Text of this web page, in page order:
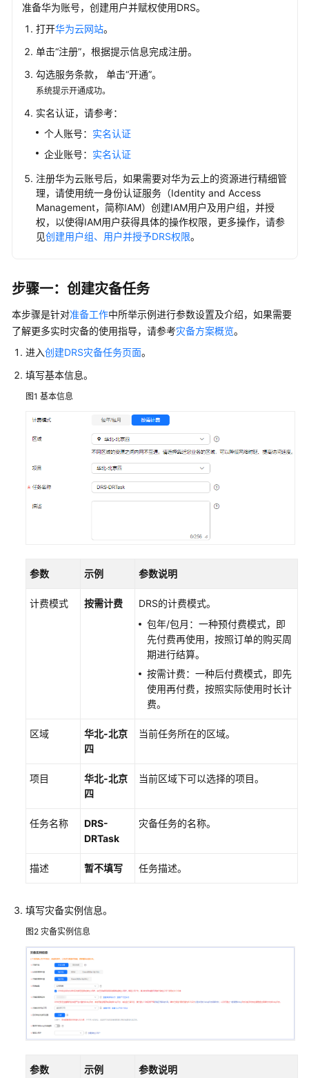
步
任
创
建
时
灾
务
创
建
录
放
务
入
实
践
用
户
南
最
安
白
SDK
代
例
常
见
问
题
故
障
排
除
频
准备华为账号，创建用户并赋权使用DRS。
打开华为云网站。
单击“注册”，根据提示信息完成注册。
勾选服务条款， 单击“开通”。
系统提示开通成功。
实名认证，请参考：
个人账号： 实名认证
企业账号： 实名认证
注册华为云账号后，如果需要对华为云上的资源进行精细管
理，请使用统一身份认证服务（Identity and Access
Management，简称IAM）创建IAM用户及用户组，并授
权，以使得IAM用户获得具体的操作权限，更多操作，请参
见创建用户组、用户并授予DRS权限。
步骤一：创建灾备任务
本步骤是针对准备工作中所举示例进行参数设置及介绍， 如果需要
了解更多实时灾备的使用指导，请参考灾备方案概览。
进入创建DRS灾备任务页面。
填写基本信息。
图1 基本信息
参数 示例 参数说明
计费模式 按需计费
DRS的计费模式。
包年/包月：一种预付费模式，即
先付费再使用，按照订单的购买周
期进行结算。
按需计费：一种后付费模式，即先
使用再付费，按照实际使用时长计
费。
区域
华北-北京
四
当前任务所在的区域。
项目
华北-北京
四
当前区域下可以选择的项目。
任务名称
DRS-
DRTask
灾备任务的名称。
描述 暂不填写 任务描述。
填写灾备实例信息。
图2 灾备实例信息
参数 示例 参数说明